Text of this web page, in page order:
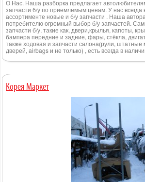
О Нас. Наша разборка предлагает
запчасти б/у по приемлемым ценам. У нас
ассортименте новые и б/у запчасти . Наша
потребителю огромный выбор б/у запчастей.
запчасти б/у, такие как, двери,крылья, капоты,
бампера передние и задние, фары, стёкла,
также ходовая и запчасти салона(рули, штатные
дверей, airbags и не только) , есть всегда в
Корея Маркет